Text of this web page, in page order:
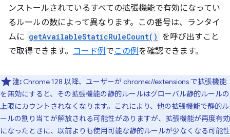
ンストールされているすべての拡張機能で有効になってい
るルールの数によって異なります。この番号は、ランタイ
ムに getAvailableStaticRuleCount() を呼び出すこと
で取得できます。 コード例でこの例を確認できます。
注: Chrome 128 以降、ユーザーが chrome://extensions で拡張機能
を無効にすると、その拡張機能の静的ルールはグローバル静的ルールの
上限にカウントされなくなります。これにより、他の拡張機能で静的ル
ールの割り当てが解放される可能性がありますが、拡張機能が再度有効
になったときに、以前よりも使用可能な静的ルールが少なくなる可能性